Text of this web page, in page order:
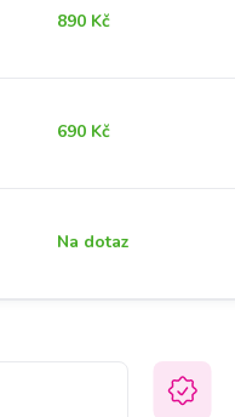
890 Kč
690 Kč
Na dotaz